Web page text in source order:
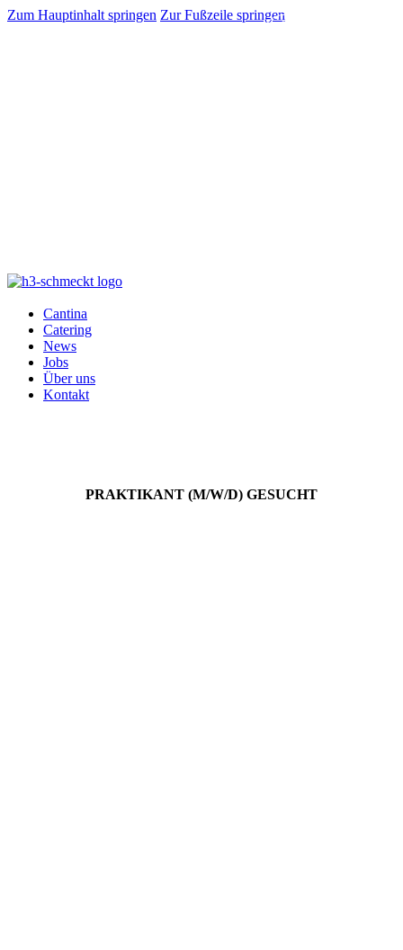
Zum Hauptinhalt springen Zur Fußzeile springen
Cantina
Catering
News
Jobs
Über uns
Kontakt
PRAKTIKANT (M/W/D) GESUCHT